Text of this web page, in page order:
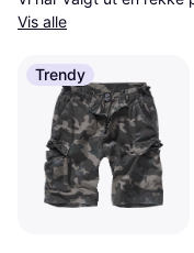
Vis alle
Trendy